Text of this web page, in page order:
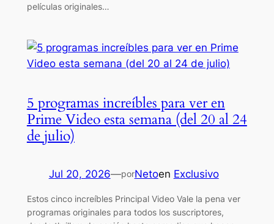
películas originales…
5 programas increíbles para ver en
Prime Video esta semana (del 20 al 24
de julio)
Jul 20, 2026—porNetoen Exclusivo
Estos cinco increíbles Principal Video Vale la pena ver
programas originales para todos los suscriptores,